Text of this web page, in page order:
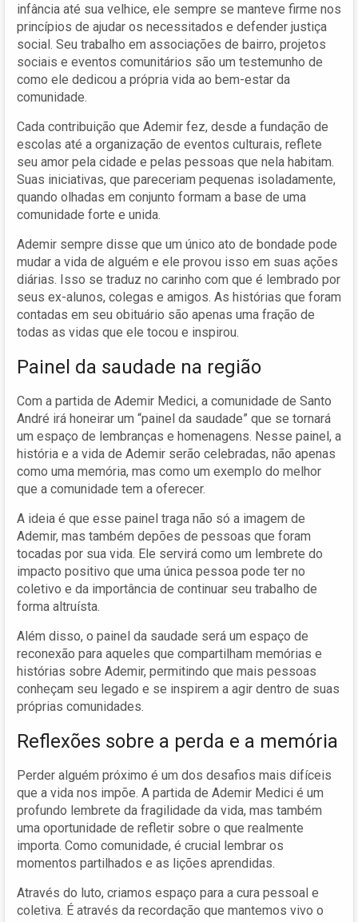
infância até sua velhice, ele sempre se manteve firme nos
princípios de ajudar os necessitados e defender justiça
social. Seu trabalho em associações de bairro, projetos
sociais e eventos comunitários são um testemunho de
como ele dedicou a própria vida ao bem-estar da
comunidade.
Cada contribuição que Ademir fez, desde a fundação de
escolas até a organização de eventos culturais, reflete
seu amor pela cidade e pelas pessoas que nela habitam.
Suas iniciativas, que pareceriam pequenas isoladamente,
quando olhadas em conjunto formam a base de uma
comunidade forte e unida.
Ademir sempre disse que um único ato de bondade pode
mudar a vida de alguém e ele provou isso em suas ações
diárias. Isso se traduz no carinho com que é lembrado por
seus ex-alunos, colegas e amigos. As histórias que foram
contadas em seu obituário são apenas uma fração de
todas as vidas que ele tocou e inspirou.
Painel da saudade na região
Com a partida de Ademir Medici, a comunidade de Santo
André irá honeirar um “painel da saudade” que se tornará
um espaço de lembranças e homenagens. Nesse painel, a
história e a vida de Ademir serão celebradas, não apenas
como uma memória, mas como um exemplo do melhor
que a comunidade tem a oferecer.
A ideia é que esse painel traga não só a imagem de
Ademir, mas também depões de pessoas que foram
tocadas por sua vida. Ele servirá como um lembrete do
impacto positivo que uma única pessoa pode ter no
coletivo e da importância de continuar seu trabalho de
forma altruísta.
Além disso, o painel da saudade será um espaço de
reconexão para aqueles que compartilham memórias e
histórias sobre Ademir, permitindo que mais pessoas
conheçam seu legado e se inspirem a agir dentro de suas
próprias comunidades.
Reflexões sobre a perda e a memória
Perder alguém próximo é um dos desafios mais difíceis
que a vida nos impõe. A partida de Ademir Medici é um
profundo lembrete da fragilidade da vida, mas também
uma oportunidade de refletir sobre o que realmente
importa. Como comunidade, é crucial lembrar os
momentos partilhados e as lições aprendidas.
Através do luto, criamos espaço para a cura pessoal e
coletiva. É através da recordação que mantemos vivo o